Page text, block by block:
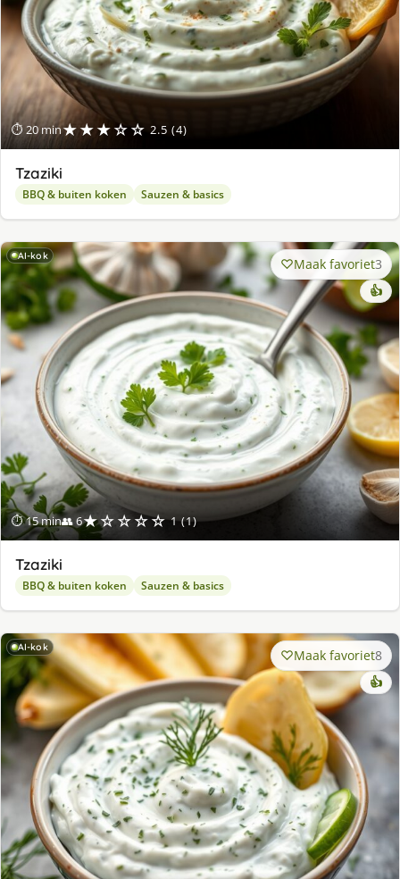
⏱ 20 min★★★☆☆ 2.5 (4)
Tzaziki
BBQ & buiten koken Sauzen & basics
AI-kok
⏱ 15 min👥 6★☆☆☆☆ 1 (1)
Maak favoriet3
👍
Tzaziki
BBQ & buiten koken Sauzen & basics
AI-kok Maak favoriet8
👍